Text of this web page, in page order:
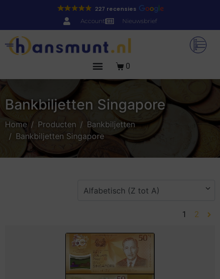
227 recensies
Account Nieuwsbrief
0
Bankbiljetten Singapore
Home Producten
Bankbiljetten
Bankbiljetten Singapore
1 2